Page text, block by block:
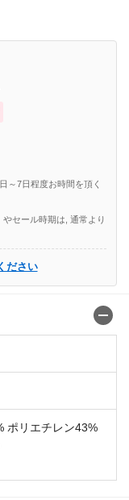
～7日程度お時間を頂く
セール時期は, 通常より
ださい
ポリエチレン43%